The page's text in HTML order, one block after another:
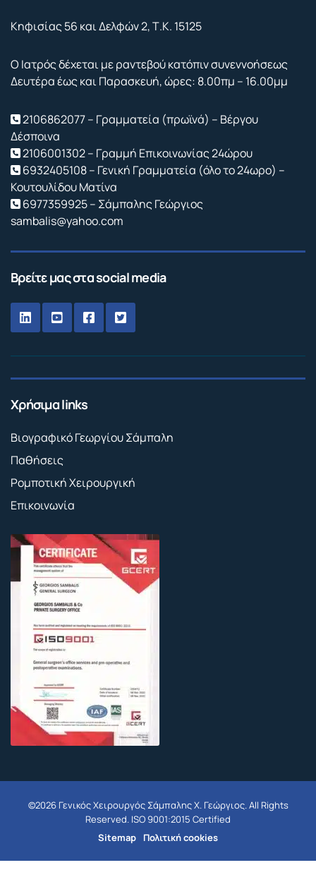
Κηφισίας 56 και Δελφών 2, Τ.Κ. 15125
Ο Ιατρός δέχεται με ραντεβού κατόπιν συνεννοήσεως
Δευτέρα έως και Παρασκευή, ώρες: 8.00πμ – 16.00μμ
2106862077 – Γραμματεία (πρωϊνά) – Βέργου
Δέσποινα
2106001302 – Γραμμή Επικοινωνίας 24ώρου
6932405108 – Γενική Γραμματεία (όλο το 24ωρο) –
Κουτουλίδου Ματίνα
6977359925 – Σάμπαλης Γεώργιος
sambalis@yahoo.com
Βρείτε μας στα social media
Χρήσιμα links
Βιογραφικό Γεωργίου Σάμπαλη
Παθήσεις
Ρομποτική Χειρουργική
Επικοινωνία
©2026 Γενικός Χειρουργός Σάμπαλης Χ. Γεώργιος. All Rights
Reserved. ISO 9001:2015 Certified
Sitemap
Πολιτική cookies